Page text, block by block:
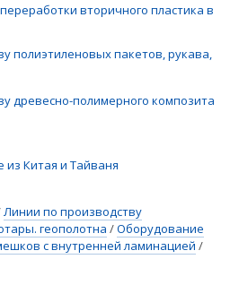
вторичного пластика в
полиэтиленовых пакетов, рукава,
древесно-полимерного композита
Китая и Тайваня
Линии по производству
геополотна /Оборудование
с внутренней ламинацией /